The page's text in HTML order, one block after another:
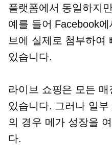
플랫폼에서 동일하지
예를 들어 Facebook에
브에 실제로 첨부하여
있습니다.
라이브 쇼핑은 모든
있습니다. 그러나 일
의 경우 메가 성장을
다.